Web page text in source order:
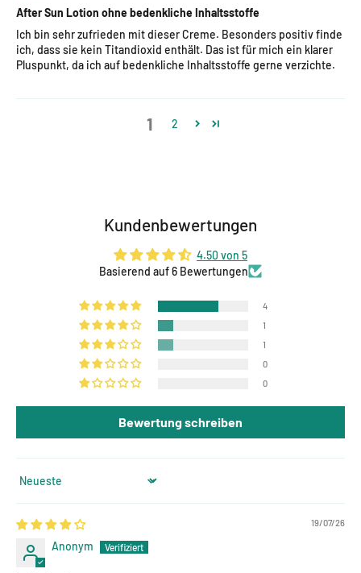
After Sun Lotion ohne bedenkliche Inhaltsstoffe
Ich bin sehr zufrieden mit dieser Creme. Besonders positiv finde
ich, dass sie kein Titandioxid enthält. Das ist für mich ein klarer
Pluspunkt, da ich auf bedenkliche Inhaltsstoffe gerne verzichte.
1 2
Kundenbewertungen
4.50 von 5
Basierend auf 6 Bewertungen
4
1
1
0
0
Bewertung schreiben
Sort by
19/07/26
Anonym